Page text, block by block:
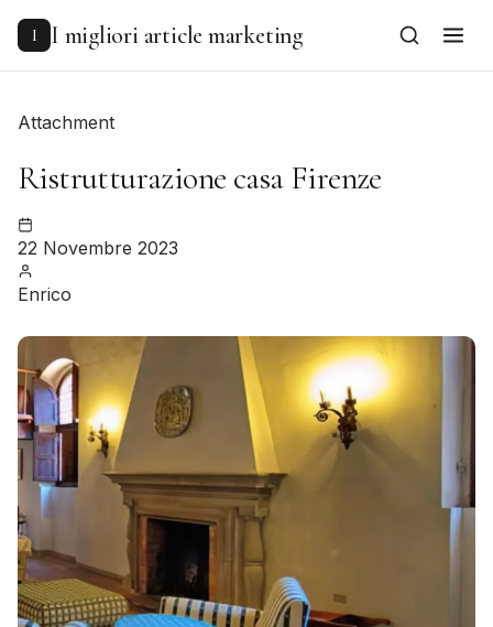
content
I I migliori article marketing
Attachment
Ristrutturazione casa Firenze
22 Novembre 2023
Enrico